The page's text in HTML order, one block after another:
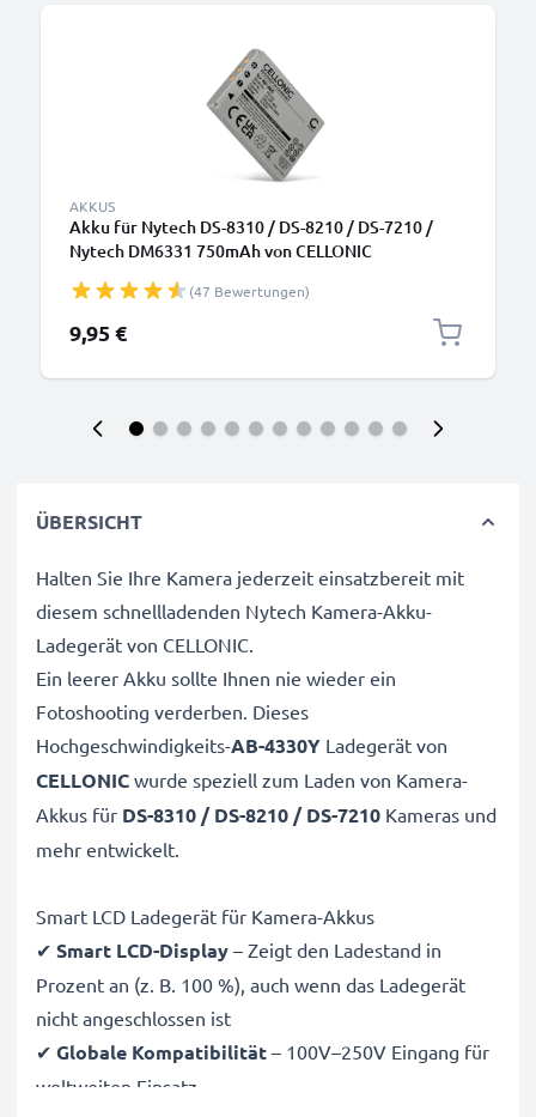
AKKUS
Akku für Nytech DS-8310 / DS-8210 / DS-7210 /
Nytech DM6331 750mAh von CELLONIC
(47 Bewertungen)
9,95 €
ÜBERSICHT
Halten Sie Ihre Kamera jederzeit einsatzbereit mit
diesem schnellladenden Nytech Kamera-Akku-
Ladegerät von CELLONIC.
Ein leerer Akku sollte Ihnen nie wieder ein
Fotoshooting verderben. Dieses
Hochgeschwindigkeits-AB-4330Y Ladegerät von
CELLONIC wurde speziell zum Laden von Kamera-
Akkus für DS-8310 / DS-8210 / DS-7210 Kameras und
mehr entwickelt.
Smart LCD Ladegerät für Kamera-Akkus
✔ Smart LCD-Display – Zeigt den Ladestand in
Prozent an (z. B. 100 %), auch wenn das Ladegerät
nicht angeschlossen ist
✔ Globale Kompatibilität – 100V–250V Eingang für
weltweiten Einsatz